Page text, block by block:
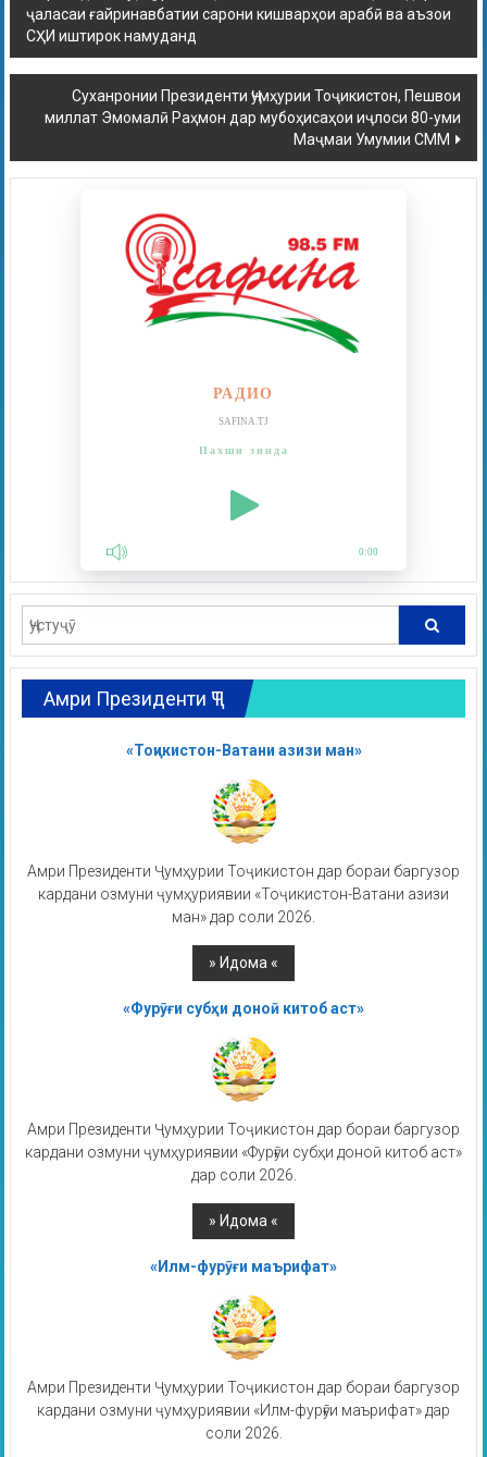
ҷаласаи ғайринавбатии сарони кишварҳои арабӣ ва аъзои
СҲИ иштирок намуданд
Суханронии Президенти Ҷумҳурии Тоҷикистон, Пешвои
миллат Эмомалӣ Раҳмон дар мубоҳисаҳои иҷлоси 80-уми
Маҷмаи Умумии СММ
РАДИО
SAFINA.TJ
Пахши зинда
0:00
Амри Президенти ҶТ
«Тоҷикистон-Ватани азизи ман»
Амри Президенти Ҷумҳурии Тоҷикистон дар бораи баргузор
кардани озмуни ҷумҳуриявии «Тоҷикистон-Ватани азизи
ман» дар соли 2026.
«Фурӯғи субҳи доноӣ китоб аст»
Амри Президенти Ҷумҳурии Тоҷикистон дар бораи баргузор
кардани озмуни ҷумҳуриявии «Фурӯғи субҳи доноӣ китоб аст»
дар соли 2026.
«Илм-фурӯғи маърифат»
Амри Президенти Ҷумҳурии Тоҷикистон дар бораи баргузор
кардани озмуни ҷумҳуриявии «Илм-фурӯғи маърифат» дар
соли 2026.